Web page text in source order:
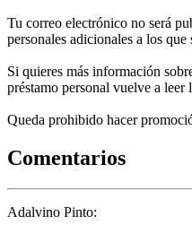
Tu correo electrónico no será
personales adicionales a los
Si quieres más información
préstamo personal vuelve a leer
Queda prohibido hacer
Comentarios
Adalvino Pinto: